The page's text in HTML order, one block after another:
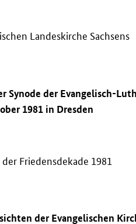
Landeskirche Sachsens
Synode der Evangelisch-
1981 in Dresden
Friedensdekade 1981
der Evangelischen